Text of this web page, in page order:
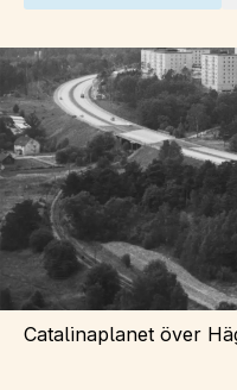
Catalinaplanet över